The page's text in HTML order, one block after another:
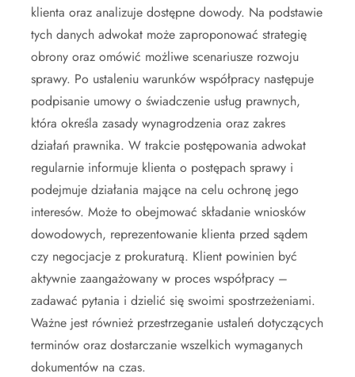
klienta oraz analizuje dostępne dowody. Na podstawie
tych danych adwokat może zaproponować strategię
obrony oraz omówić możliwe scenariusze rozwoju
sprawy. Po ustaleniu warunków współpracy następuje
podpisanie umowy o świadczenie usług prawnych,
która określa zasady wynagrodzenia oraz zakres
działań prawnika. W trakcie postępowania adwokat
regularnie informuje klienta o postępach sprawy i
podejmuje działania mające na celu ochronę jego
interesów. Może to obejmować składanie wniosków
dowodowych, reprezentowanie klienta przed sądem
czy negocjacje z prokuraturą. Klient powinien być
aktywnie zaangażowany w proces współpracy –
zadawać pytania i dzielić się swoimi spostrzeżeniami.
Ważne jest również przestrzeganie ustaleń dotyczących
terminów oraz dostarczanie wszelkich wymaganych
dokumentów na czas.